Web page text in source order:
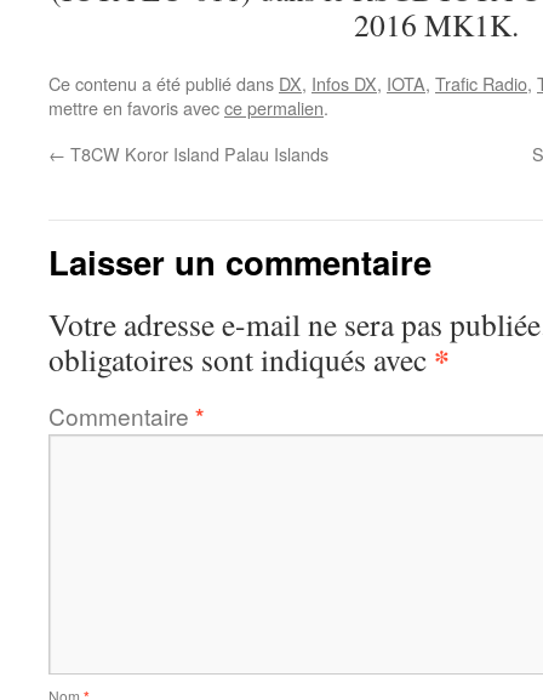
2016 MK1K.
Ce contenu a été publié dans DX, Infos DX, IOTA, Trafic Radio,
mettre en favoris avecce permalien.
← T8CW Koror Island Palau Islands
Laisser un commentaire
Votre adresse e-mail ne sera pas
obligatoires sont indiqués avec *
Commentaire *
Nom